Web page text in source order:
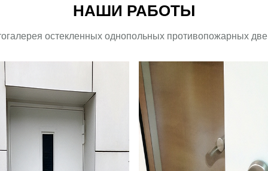
НАШИ РАБОТЫ
остекленных однопольных противопожарных